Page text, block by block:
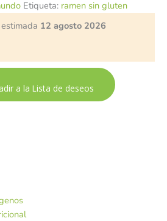
Etiqueta: ramen sin gluten
12 agosto 2026
a la Lista de deseos